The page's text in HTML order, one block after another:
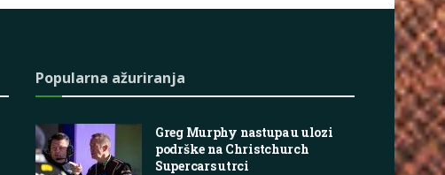
Popularna ažuriranja
Greg Murphy nastupa u ulozi
podrške na Christchurch
Supercars utrci